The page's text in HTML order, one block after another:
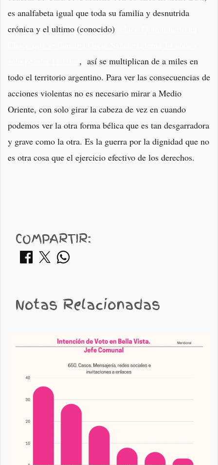
es analfabeta igual que toda su familia y desnutrida
crónica y el ultimo (conocido)
, así se multiplican de a miles en
todo el territorio argentino. Para ver las consecuencias de
acciones violentas no es necesario mirar a Medio
Oriente, con solo girar la cabeza de vez en cuando
podemos ver la otra forma bélica que es tan desgarradora
y grave como la otra. Es la guerra por la dignidad que no
es otra cosa que el ejercicio efectivo de los derechos.
COMPARTIR:
Notas Relacionadas